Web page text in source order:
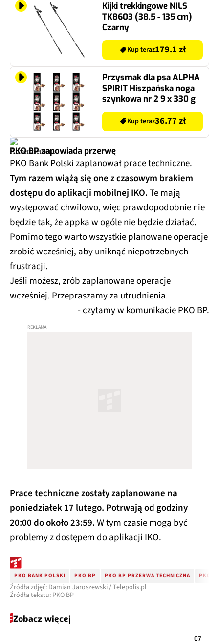
Kijki trekkingowe NILS
TK8603 (38.5 - 135 cm)
Czarny
Kup teraz179.1 zł
Przysmak dla psa ALPHA
SPIRIT Hiszpańska noga
szynkowa nr 2 9 x 330 g
Kup teraz36.77 zł
PKO BP zapowiada przerwę
PKO Bank Polski zaplanował prace techniczne.
Tym razem wiążą się one z czasowym brakiem
dostępu do aplikacji mobilnej IKO.Te mają
występować chwilowo, więc prawdopodobnie nie
będzie tak, że appka w ogóle nie będzie działać.
Pomimo tego warto wszystkie planowane operacje
zrobić wcześniej, aby uniknąć niepotrzebnych
frustracji.
Jeśli możesz, zrób zaplanowane operacje
wcześniej. Przepraszamy za utrudnienia.
- czytamy w komunikacie PKO BP.
Prace techniczne zostały zaplanowane na
poniedziałek 17 lutego. Potrwają od godziny
20:00 do około 23:59.W tym czasie mogą być
problemy z dostępem do aplikacji IKO.
PKO BANK POLSKI PKO BP PKO BP PRZERWA TECHNICZNA PKO
Źródła zdjęć: Damian Jaroszewski / Telepolis.pl
Źródła tekstu: PKO BP
Zobacz więcej
07